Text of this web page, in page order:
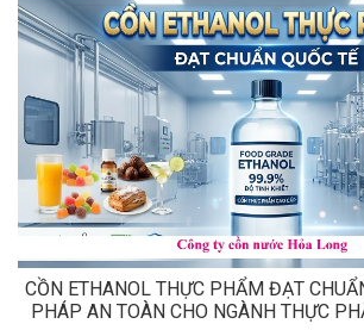
CỒN ETHANOL THỰC PHẨM ĐẠT
PHÁP AN TOÀN CHO NGÀNH THỰC